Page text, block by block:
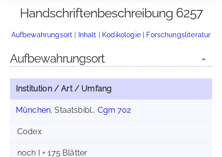
Handschriftenbeschreibung 6257
Aufbewahrungsort | Inhalt | Kodikologie| Forschungsliteratur
Aufbewahrungsort
Institution / Art / Umfang
München, Staatsbibl., Cgm 702
Codex
noch I + 175 Blätter